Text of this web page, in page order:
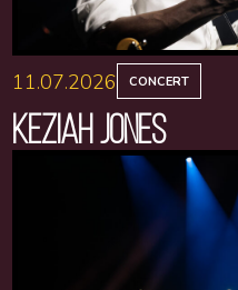
11.07.2026 CONCERT
KEZIAH JONES